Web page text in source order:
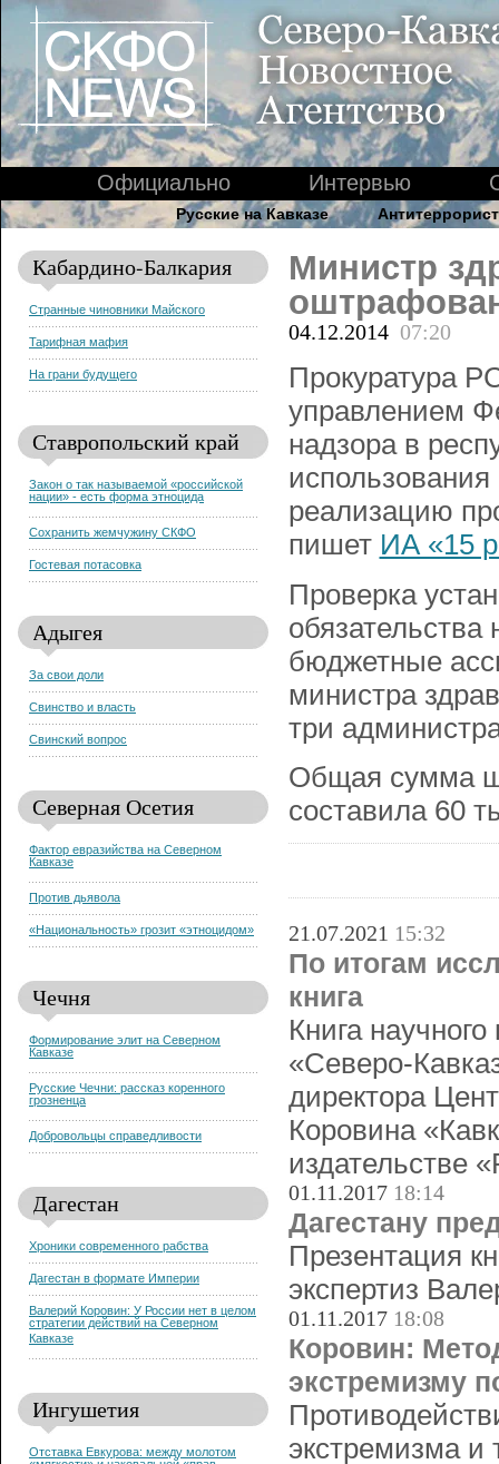
Официально Интервью
Русские на Кавказе
Кабардино-Балкария
Странные чиновники Майского
Тарифная мафия
На грани будущего
Ставропольский край
Закон о так называемой «российской
нации» - есть форма этноцида
Сохранить жемчужину СКФО
Гостевая потасовка
Адыгея
За свои доли
Свинство и власть
Свинский вопрос
Северная Осетия
Фактор евразийства на Северном
Кавказе
Против дьявола
«Национальность» грозит «этноцидом»
Чечня
Формирование элит на Северном
Кавказе
Русские Чечни: рассказ коренного
грозненца
Добровольцы справедливости
Дагестан
Хроники современного рабства
Дагестан в формате Империи
Валерий Коровин: У России нет в целом
стратегии действий на Северном
Кавказе
Ингушетия
Отставка Евкурова: между молотом
Министр
04.12.2014 07:20
Прокуратура
управлением
надзора в
реализацию
пишет ИА «15
Проверка
бюджетные
министра
три
Общая сумма
составила 60
21.07.2021 15:32
По итогам
книга
Книга
«Северо-
директора
Коровина
издательстве
01.11.2017 18:14
Дагестану
Презентация
экспертиз
01.11.2017 18:08
Коровин:
экстремизму
экстремизма и